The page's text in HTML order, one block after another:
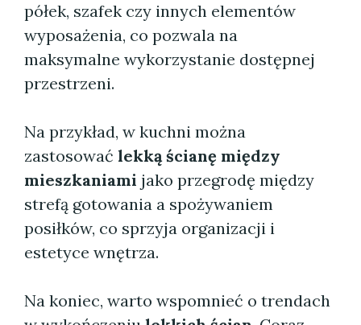
półek, szafek czy innych elementów
wyposażenia, co pozwala na
maksymalne wykorzystanie dostępnej
przestrzeni.
Na przykład, w kuchni można
zastosować lekką ścianę między
mieszkaniami jako przegrodę między
strefą gotowania a spożywaniem
posiłków, co sprzyja organizacji i
estetyce wnętrza.
Na koniec, warto wspomnieć o trendach